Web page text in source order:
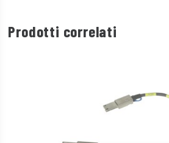
Prodotti correlati